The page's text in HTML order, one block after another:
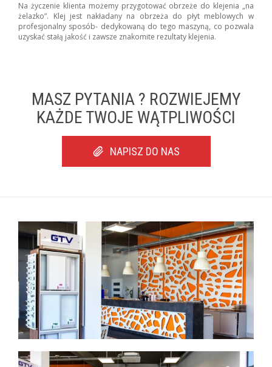
Na życzenie klienta możemy przygotować obrzeże do klejenia „na
żelazko”. Klej jest nakładany na obrzeża do płyt meblowych w
profesjonalny sposób- dedykowaną do tego maszyną, co pozwala
uzyskać stałą jakość i zawsze znakomite rezultaty klejenia.
MASZ PYTANIA ? ROZWIEJEMY
KAŻDE TWOJE WĄTPLIWOŚCI
NAPISZ DO NAS